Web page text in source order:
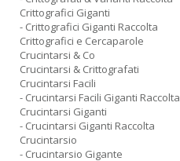
Crittografici Giganti
- Crittografici Giganti Raccolta
Crittografici e Cercaparole
Crucintarsi & Co
Crucintarsi & Crittografati
Crucintarsi Facili
- Crucintarsi Facili Giganti Raccolta
Crucintarsi Giganti
- Crucintarsi Giganti Raccolta
Crucintarsio
- Crucintarsio Gigante